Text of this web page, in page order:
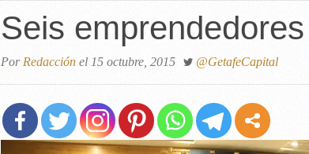
LA PIEDRA DE SÍSIFO
EL SACAPUNTAS
TODAS LAS BANDERAS
ROTAS
BREVES
Seis
Por Redacción el 15 octubre, 2015 @GetafeCapital